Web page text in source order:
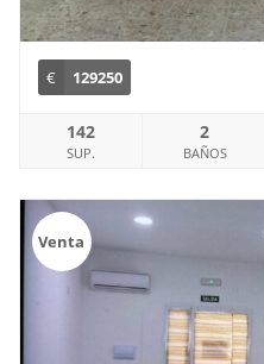
€ 129250
142
SUP.
2
BAÑOS
Venta